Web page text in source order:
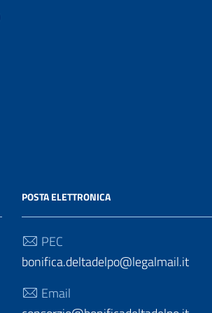
POSTA ELETTRONICA
PEC
bonifica.deltadelpo@legalmail.it
Email